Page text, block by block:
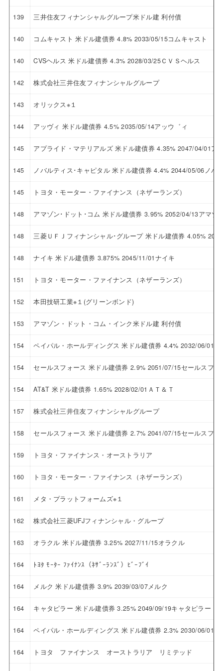
139 三井住友フィナンシャルグループ米ドル建 利付債
140 コムキャスト 米ドル建債券 4.8% 2033/05/15コムキャスト
140 CVSヘルス 米ドル建債券 4.3% 2028/03/25ＣＶＳヘルス
142 株式会社三井住友フィナンシャルグループ
143 オリックス※１
144 アッヴィ 米ドル建債券 4.5% 2035/05/14アッウ゛ィ
145 アプライド・マテリアルズ 米ドル建債券 4.35% 2047/04/01ア
145 ノバルティス･キャピタル 米ドル建債券 4.4% 2044/05/06ノバ
145 トヨタ・モーター・ファイナンス（ネザーランズ）
148 アマゾン･ドット･コム 米ドル建債券 3.95% 2052/04/13アマゾ
148 三菱ＵＦＪフィナンシャル･グループ 米ドル建債券 4.05%
148 ナイキ 米ドル建債券 3.875% 2045/11/01ナイキ
151 トヨタ・モーター・ファイナンス（ネザーランズ）
152 本田技研工業※１(グリーンボンド)
153 アマゾン・ドット・コム・インク米ドル建 利付債
154 ペイパル・ホールディングス 米ドル建債券 4.4% 2032/06/01
154 セールスフォース 米ドル建債券 2.9% 2051/07/15セールスフォ
154 AT&T 米ドル建債券 1.65% 2028/02/01ＡＴ＆Ｔ
157 株式会社三井住友フィナンシャルグループ
158 セールスフォース 米ドル建債券 2.7% 2041/07/15セールスフォ
159 トヨタ・ファイナンス・オーストラリア
160 トヨタ・モーター・ファイナンス（ネザーランズ）
161 メタ・プラットフォームズ※１
162 株式会社三菱UFJフィナンシャル・グループ
163 オラクル 米ドル建債券 3.25% 2027/11/15オラクル
164 ﾄﾖﾀ ﾓｰﾀｰ ﾌｧｲﾅﾝｽ（ﾈｻﾞｰﾗﾝｽﾞ）ﾋﾞｰﾌﾞｲ
164 メルク 米ドル建債券 3.9% 2039/03/07メルク
164 キャタピラー 米ドル建債券 3.25% 2049/09/19キャタピラー
164 ペイパル・ホールディングス 米ドル建債券 2.3% 2030/06/01
164 トヨタ ファイナンス オーストラリア リミテッド